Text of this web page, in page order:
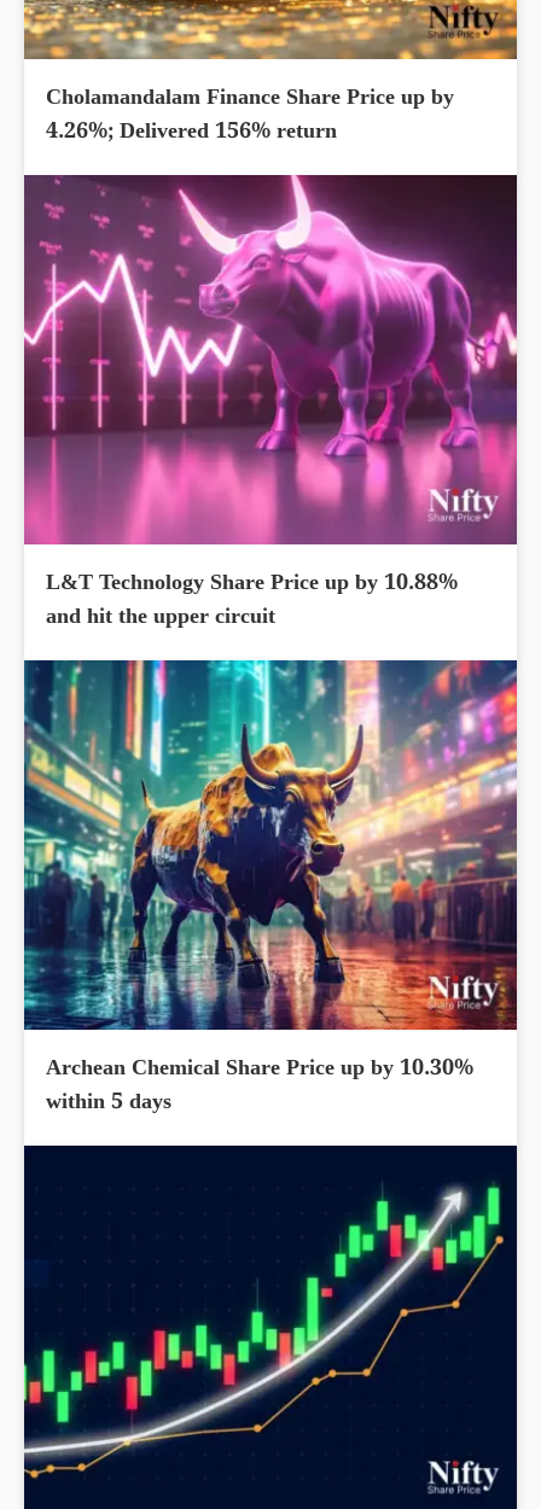
Cholamandalam Finance Share Price up by
4.26%; Delivered 156% return
L&T Technology Share Price up by 10.88%
and hit the upper circuit
Archean Chemical Share Price up by 10.30%
within 5 days